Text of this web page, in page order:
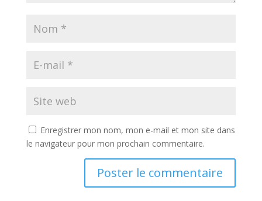
Enregistrer mon nom, mon e-mail et mon site dans
le navigateur pour mon prochain commentaire.